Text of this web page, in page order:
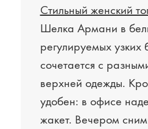
Стильный женский
Шелка Армани в
регулируемых узких
сочетается с
верхней одежды.
удобен: в офисе
жакет. Вечером